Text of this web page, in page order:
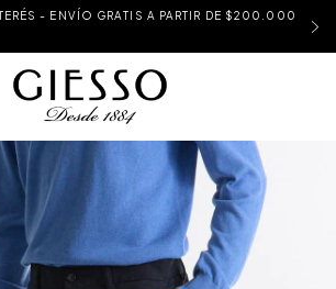
- ENVÍO GRATIS A PARTIR DE $200.000